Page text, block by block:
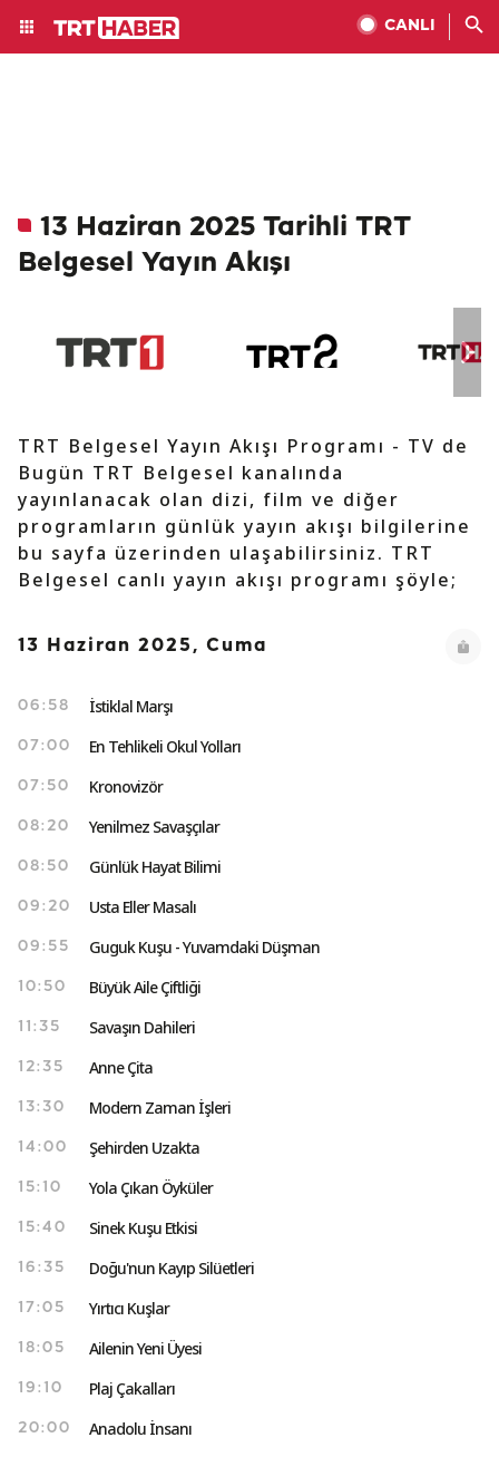
CANLI
13 Haziran 2025 Tarihli TRT
Belgesel Yayın Akışı
TRT Belgesel Yayın Akışı Programı - TV de
Bugün TRT Belgesel kanalında
yayınlanacak olan dizi, film ve diğer
programların günlük yayın akışı bilgilerine
bu sayfa üzerinden ulaşabilirsiniz. TRT
Belgesel canlı yayın akışı programı şöyle;
13 Haziran 2025, Cuma
06:58 İstiklal Marşı
07:00 En Tehlikeli Okul Yolları
07:50 Kronovizör
08:20 Yenilmez Savaşçılar
08:50 Günlük Hayat Bilimi
09:20 Usta Eller Masalı
09:55 Guguk Kuşu - Yuvamdaki Düşman
10:50 Büyük Aile Çiftliği
11:35 Savaşın Dahileri
12:35 Anne Çita
13:30 Modern Zaman İşleri
14:00 Şehirden Uzakta
15:10 Yola Çıkan Öyküler
15:40 Sinek Kuşu Etkisi
16:35 Doğu'nun Kayıp Silüetleri
17:05 Yırtıcı Kuşlar
18:05 Ailenin Yeni Üyesi
19:10 Plaj Çakalları
20:00 Anadolu İnsanı